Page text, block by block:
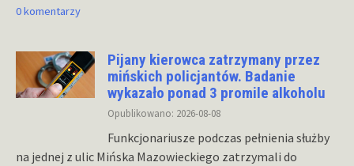
0 komentarzy
Pijany kierowca zatrzymany przez
mińskich policjantów. Badanie
wykazało ponad 3 promile alkoholu
Opublikowano: 2026-08-08
Funkcjonariusze podczas pełnienia służby
na jednej z ulic Mińska Mazowieckiego zatrzymali do